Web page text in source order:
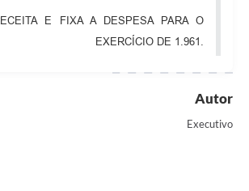
E FIXA A DESPESA PARA O
EXERCÍCIO DE 1.961.
Autor
Executivo